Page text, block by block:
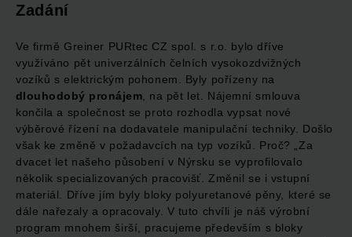
Zadání
Ve firmě Greiner PURtec CZ spol. s r.o. bylo dříve
využíváno pět univerzálních čelních vysokozdvižných
vozíků s elektrickým pohonem. Byly pořízeny na
dlouhodobý pronájem, na pět let. Nájemní smlouva
končila a společnost se proto rozhodla vypsat nové
výběrové řízení na dodavatele manipulační techniky. Došlo
však ke změně v požadavcích na typ vozíků. Proč? „Za
dvacet let našeho působení v Nýrsku se vyprofilovalo
několik specializovaných pracovišť. Změnil se i vstupní
materiál. Dříve jím byly bloky polyuretanové pěny, které se
dále nařezaly a opracovaly. V tuto chvíli je náš výrobní
program mnohem širší, pracujeme především s bloky